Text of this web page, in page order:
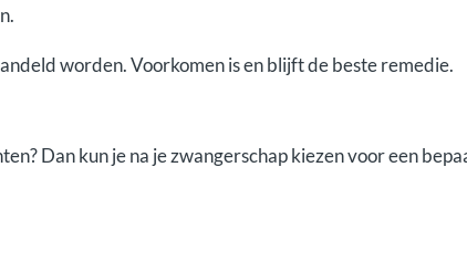
worden. Voorkomen is en blijft de beste remedie.
Dan kun je na je zwangerschap kiezen voor een